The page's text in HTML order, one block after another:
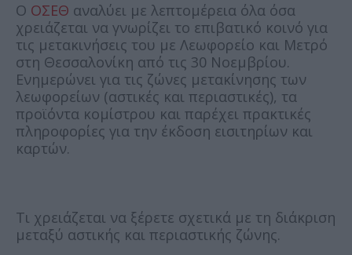
Ο ΟΣΕΘ αναλύει με λεπτομέρεια όλα όσα
χρειάζεται να γνωρίζει το επιβατικό κοινό για
τις μετακινήσεις του με Λεωφορείο και Μετρό
στη Θεσσαλονίκη από τις 30 Νοεμβρίου.
Ενημερώνει για τις ζώνες μετακίνησης των
λεωφορείων (αστικές και περιαστικές), τα
προϊόντα κομίστρου και παρέχει πρακτικές
πληροφορίες για την έκδοση εισιτηρίων και
καρτών.
Τι χρειάζεται να ξέρετε σχετικά με τη διάκριση
μεταξύ αστικής και περιαστικής ζώνης.